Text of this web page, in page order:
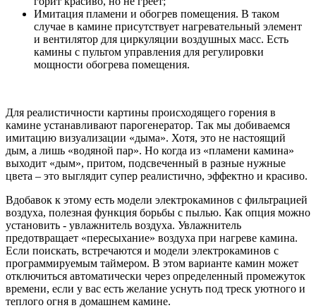
Имитация пламени и обогрев помещения. В таком
случае в камине присутствует нагревательный элемент
и вентилятор для циркуляции воздушных масс. Есть
камины с пультом управления для регулировки
мощности обогрева помещения.
Для реалистичности картины происходящего горения в
камине устанавливают парогенератор. Так мы добиваемся
имитацию визуализации «дыма». Хотя, это не настоящий
дым, а лишь «водяной пар». Но когда из «пламени камина»
выходит «дым», притом, подсвеченный в разные нужные
цвета – это выглядит супер реалистично, эффектно и красиво.
Вдобавок к этому есть модели электрокаминов с фильтрацией
воздуха, полезная функция борьбы с пылью. Как опция можно
установить - увлажнитель воздуха. Увлажнитель
предотвращает «пересыхание» воздуха при нагреве камина.
Если поискать, встречаются и модели электрокаминов с
программируемым таймером. В этом варианте камин может
отключиться автоматически через определенный промежуток
времени, если у вас есть желание уснуть под треск уютного и
теплого огня в домашнем камине.